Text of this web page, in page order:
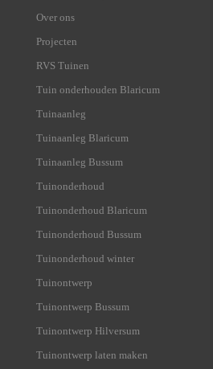
Over ons
Projecten
RVS Tuinen
Tuin onderhouden Blaricum
Tuinaanleg
Tuinaanleg Blaricum
Tuinaanleg Bussum
Tuinonderhoud
Tuinonderhoud Blaricum
Tuinonderhoud Bussum
Tuinonderhoud winter
Tuinontwerp
Tuinontwerp Bussum
Tuinontwerp Hilversum
Tuinontwerp laten maken